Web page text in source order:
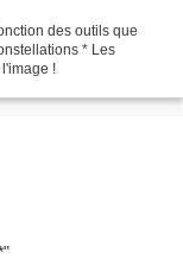
des outils que
* Les
!